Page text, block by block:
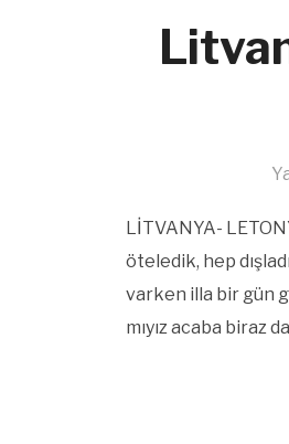
LİTVANYA-
öteledik, hep
varken illa bir gün
mıyız acaba biraz